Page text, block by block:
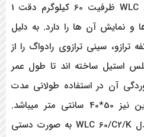
ترازوی رادواگ مدل WLC 60/C2/K ظرفیت 60 کیلوگرم دقت 1
نمایش آن ها را دارد. به دلیل
سینی ترازوی رادواگ را از
استیل ساخته اند تا طول عمر
آن در استفاده طولانی مدت
جلوگیری کند. ابعاد کفه توزین نیز 50*40 سانتی متر میباشد.
کالیبراسیون ترازوی رادواگ مدل WLC 60/C2/K به صورت دستی